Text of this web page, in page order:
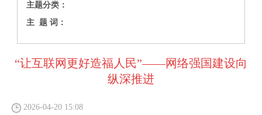
主题分类：
主 题 词：
“让互联网更好造福人民”——网络强国建设向
纵深推进
2026-04-20 15:08